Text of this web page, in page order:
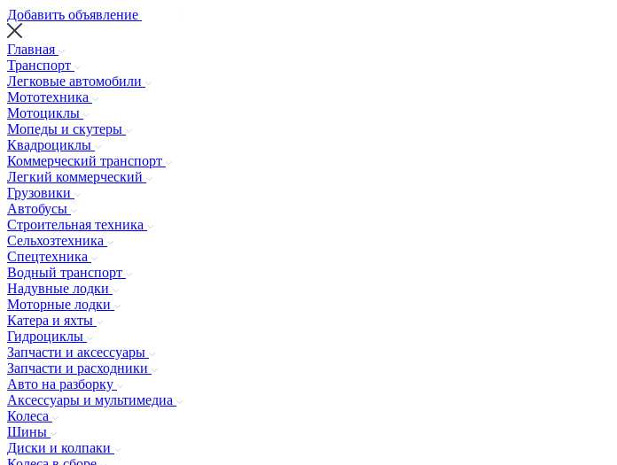
Добавить объявление
Главная
Транспорт
Легковые автомобили
Мототехника
Мотоциклы
Мопеды и скутеры
Квадроциклы
Коммерческий транспорт
Легкий коммерческий
Грузовики
Автобусы
Строительная техника
Сельхозтехника
Спецтехника
Водный транспорт
Надувные лодки
Моторные лодки
Катера и яхты
Гидроциклы
Запчасти и аксессуары
Запчасти и расходники
Авто на разборку
Аксессуары и мультимедиа
Колеса
Шины
Диски и колпаки